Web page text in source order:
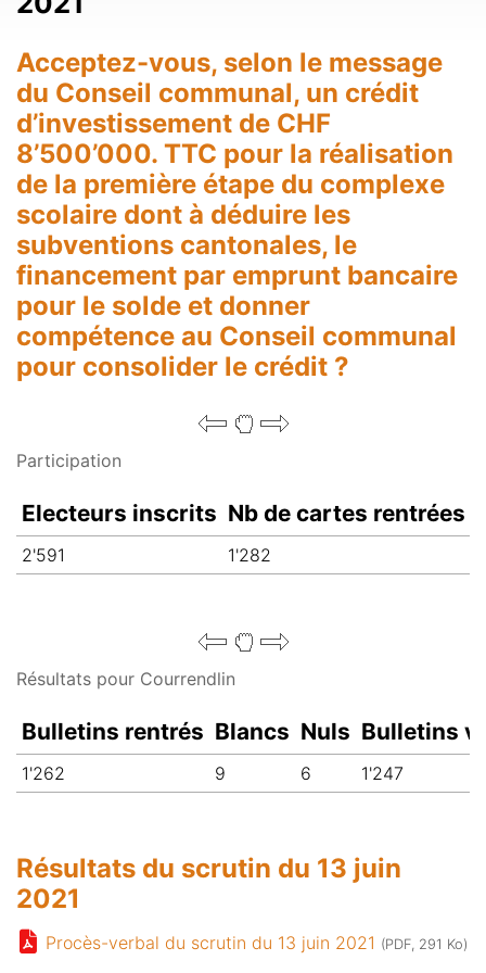
Acceptez-vous, selon le message
du Conseil communal, un crédit
d’investissement de CHF
8’500’000. TTC pour la réalisation
de la première étape du complexe
scolaire dont à déduire les
subventions cantonales, le
financement par emprunt bancaire
pour le solde et donner
compétence au Conseil communal
pour consolider le crédit ?
Participation
Electeurs inscrits Nb de cartes rentrées
2'591 1'282
Résultats pour Courrendlin
Bulletins rentrés Blancs Nuls Bulletins
1'262 9 6 1'247
Résultats du scrutin du 13 juin
2021
Procès-verbal du scrutin du 13 juin 2021 (PDF, 291 Ko)